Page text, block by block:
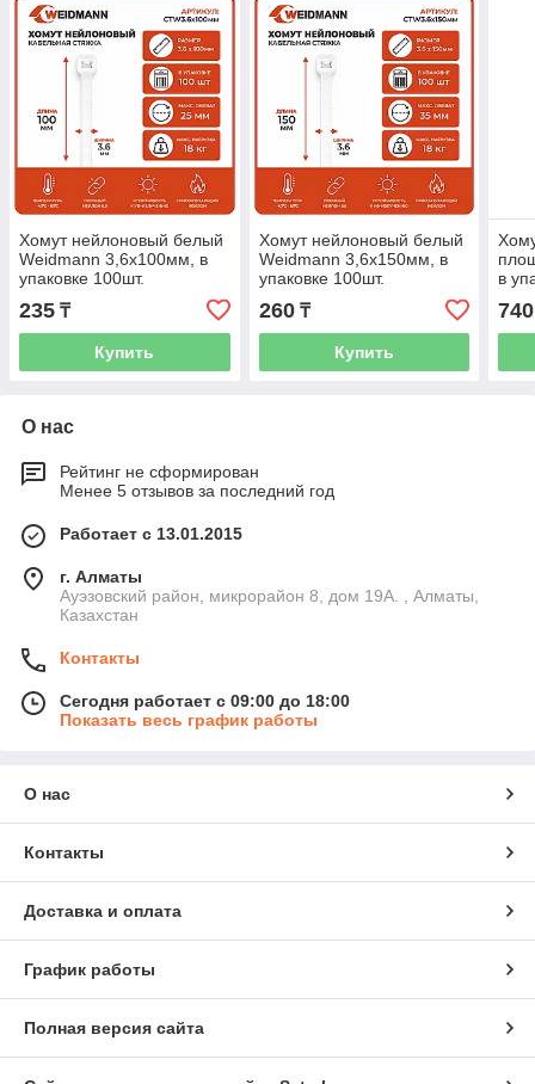
Хомут нейлоновый белый
Weidmann 3,6х100мм, в
упаковке 100шт.
235 ₸
Купить
Хомут нейлоновый белый
Weidmann 3,6х150мм, в
упаковке 100шт.
260₸
Купить
в
740
О нас
Рейтинг не сформирован
Менее 5 отзывов за последний год
Работает с 13.01.2015
г. Алматы
Ауэзовский район, микрорайон 8, дом 19А. , Алматы,
Казахстан
Контакты
Сегодня работает с 09:00 до 18:00
Показать весь график работы
О нас
Контакты
Доставка и оплата
График работы
Полная версия сайта